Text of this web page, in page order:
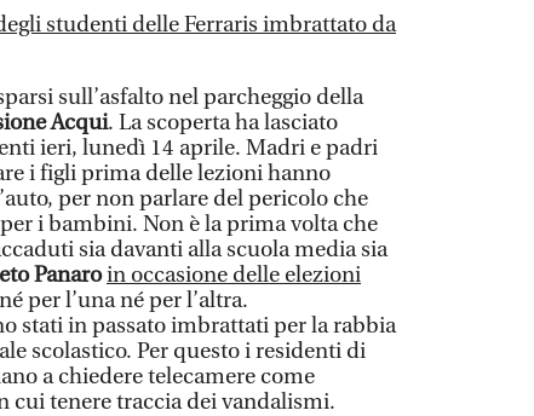
studenti delle Ferraris imbrattato da
sull’asfalto nel parcheggio della
Acqui. La scoperta ha lasciato
ieri, lunedì 14 aprile. Madri e padri
i figli prima delle lezioni hanno
per non parlare del pericolo che
i bambini. Non è la prima volta che
sia davanti alla scuola media sia
Panaroin occasione delle elezioni
per l’una né per l’altra.
stati in passato imbrattati per la rabbia
scolastico. Per questo i residenti di
a chiedere telecamere come
cui tenere traccia dei vandalismi.